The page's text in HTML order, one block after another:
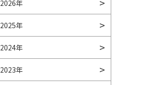
2026年
2025年
2024年
2023年